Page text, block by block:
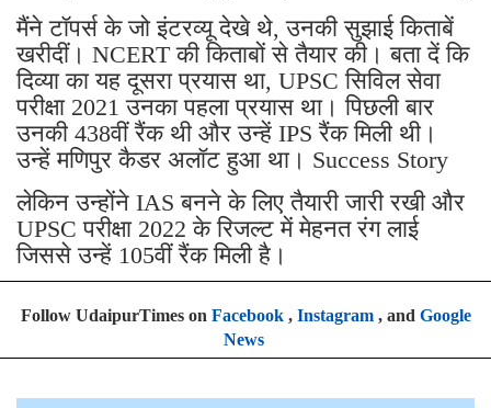
मैंने टॉपर्स के जो इंटरव्यू देखे थे, उनकी सुझाई किताबें
खरीदीं। NCERT की किताबों से तैयार की। बता दें कि
दिव्या का यह दूसरा प्रयास था, UPSC सिविल सेवा
परीक्षा 2021 उनका पहला प्रयास था। पिछली बार
उनकी 438वीं रैंक थी और उन्हें IPS रैंक मिली थी।
उन्हें मणिपुर कैडर अलॉट हुआ था। Success Story
लेकिन उन्होंने IAS बनने के लिए तैयारी जारी रखी और
UPSC परीक्षा 2022 के रिजल्ट में मेहनत रंग लाई
जिससे उन्हें 105वीं रैंक मिली है।
Follow UdaipurTimes on Facebook, Instagram, and Google
News